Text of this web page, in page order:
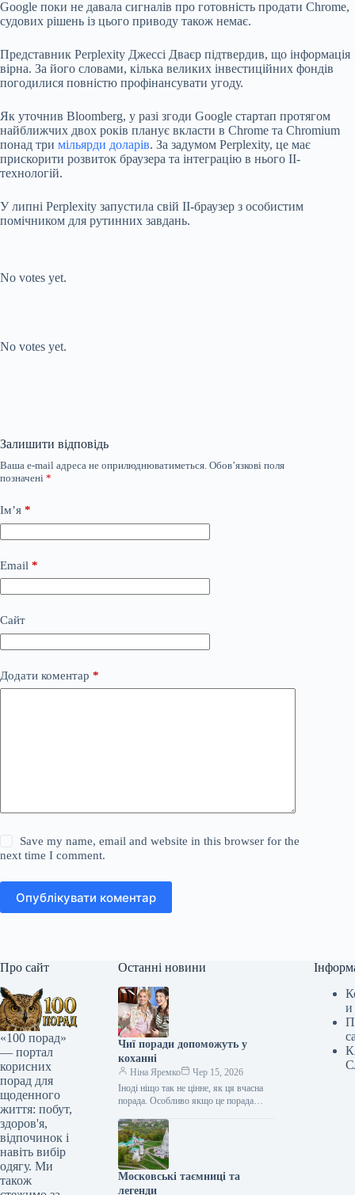
Google поки не давала сигналів про готовність продати Chrome,
судових рішень із цього приводу також немає.
Представник Perplexity Джессі Дваєр підтвердив, що інформація
вірна. За його словами, кілька великих інвестиційних фондів
погодилися повністю профінансувати угоду.
Як уточнив Bloomberg, у разі згоди Google стартап протягом
найближчих двох років планує вкласти в Chrome та Chromium
понад три мільярди доларів. За задумом Perplexity, це має
прискорити розвиток браузера та інтеграцію в нього ІІ-
технологій.
У липні Perplexity запустила свій ІІ-браузер з особистим
помічником для рутинних завдань.
No votes yet.
No votes yet.
Залишити відповідь
Ваша e-mail адреса не оприлюднюватиметься. Обов’язкові поля
позначені *
Ім’я *
Email *
Сайт
Додати коментар *
Save my name, email and website in this browser for the
next time I comment.
Опублікувати коментар
Про сайт
«100 порад»
— портал
корисних
порад для
щоденного
життя: побут,
здоров'я,
відпочинок і
навіть вибір
одягу. Ми
також
Останні новини
Чиї поради допоможуть у
коханні
Ніна Яремко
Чер 15, 2026
Іноді ніщо так не цінне, як ця вчасна
порада. Особливо якщо це порада
косметолога, тренера, стиліста…
Московські таємниці та
легенди
и